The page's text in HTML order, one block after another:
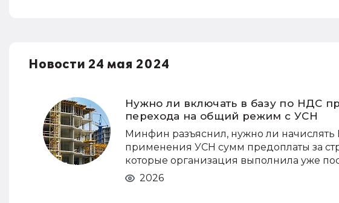
Новости 24 мая 2024
Нужно ли включать в базу по НДС
перехода на общий режим с УСН
Минфин разъяснил, нужно ли
применения УСН сумм предоплаты за
которые организация выполнила уже
2026